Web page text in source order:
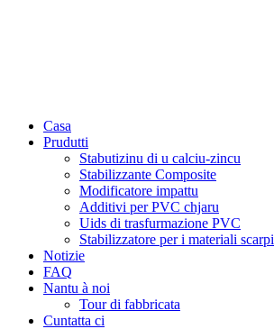
Casa
Prudutti
Stabutizinu di u calciu-zincu
Stabilizzante Composite
Modificatore impattu
Additivi per PVC chjaru
Uids di trasfurmazione PVC
Stabilizzatore per i materiali scarpi
Notizie
FAQ
Nantu à noi
Tour di fabbricata
Cuntatta ci